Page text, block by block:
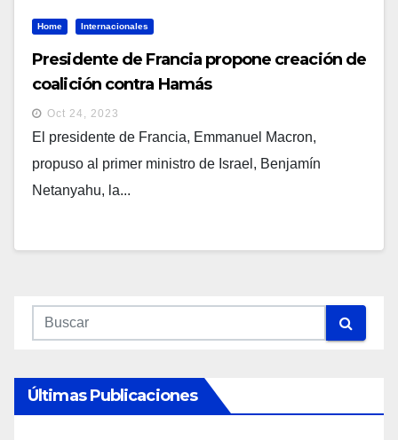
Home Internacionales
Presidente de Francia propone creación de
coalición contra Hamás
Oct 24, 2023
El presidente de Francia, Emmanuel Macron,
propuso al primer ministro de Israel, Benjamín
Netanyahu, la...
Últimas Publicaciones